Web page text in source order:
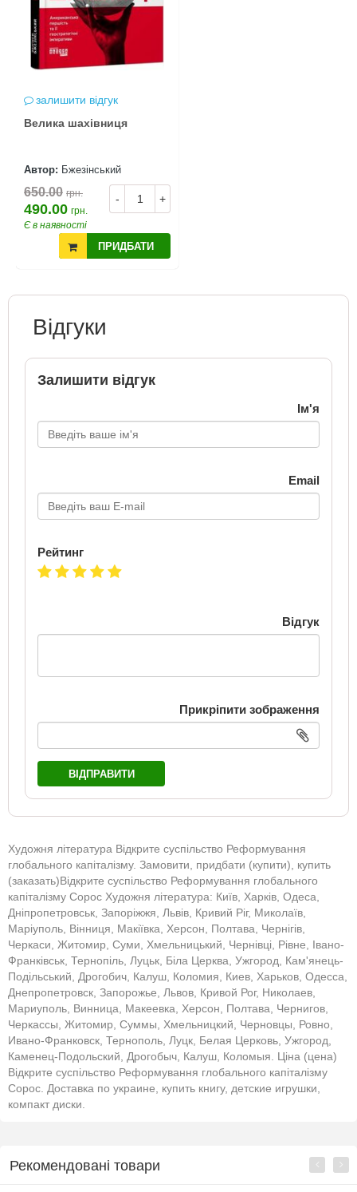
залишити відгук
Велика шахівниця
Автор: Бжезінський
- +
650.00 грн.
490.00 грн.
Є в наявності
ПРИДБАТИ
Відгуки
Залишити відгук
Ім'я
Email
Рейтинг
Відгук
Прикріпити зображення
ВІДПРАВИТИ
Художня література Відкрите суспільство Реформування
глобального капіталізму. Замовити, придбати (купити), купить
(заказать)Відкрите суспільство Реформування глобального
капіталізму Сорос Художня література: Київ, Харків, Одеса,
Дніпропетровськ, Запоріжжя, Львів, Кривий Ріг, Миколаїв,
Маріуполь, Вінниця, Макіївка, Херсон, Полтава, Чернігів,
Черкаси, Житомир, Суми, Хмельницький, Чернівці, Рівне, Івано-
Франківськ, Тернопіль, Луцьк, Біла Церква, Ужгород, Кам'янець-
Подільський, Дрогобич, Калуш, Коломия, Киев, Харьков, Одесса,
Днепропетровск, Запорожье, Львов, Кривой Рог, Николаев,
Мариуполь, Винница, Макеевка, Херсон, Полтава, Чернигов,
Черкассы, Житомир, Суммы, Хмельницкий, Черновцы, Ровно,
Ивано-Франковск, Тернополь, Луцк, Белая Церковь, Ужгород,
Каменец-Подольский, Дрогобыч, Калуш, Коломыя. Ціна (цена)
Відкрите суспільство Реформування глобального капіталізму
Сорос. Доставка по украине, купить книгу, детские игрушки,
компакт диски.
Рекомендовані товари